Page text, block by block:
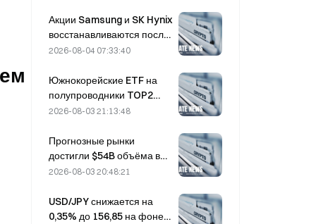
Акции Samsung и SK Hynix
восстанавливаются после
падения на 5% благодаря
розничных инвесторов.
2026-08-04 07:33:40
Южнокорейские ETF на
полупроводники TOP2
обрушились на 36% за
разворота притока
капитала
2026-08-03 21:13:48
Прогнозные рынки
достигли $54B объёма в
июле, поскольку Кубок
торговлю
2026-08-03 20:48:21
USD/JPY снижается на
0,35% до 156,85 на фоне